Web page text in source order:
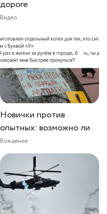
дороге
Видео
Новички против
опытных: возможно ли
Вождение